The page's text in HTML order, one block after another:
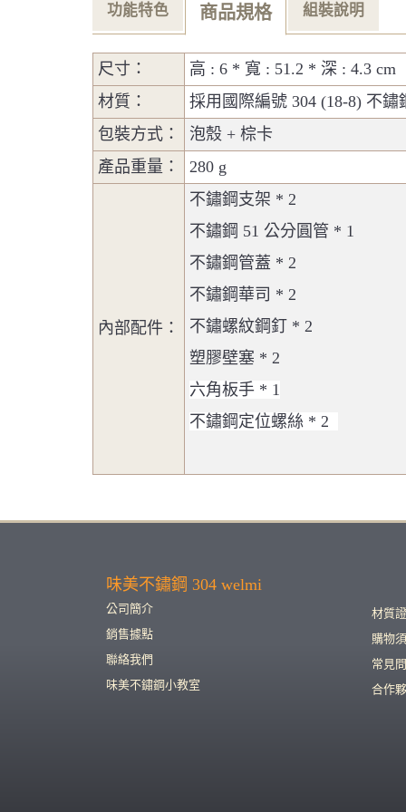
功能特色 商品規格 組裝說明
尺寸：
高 : 6 * 寬 : 51.2 * 深 : 4.3 cm
材質：
採用國際編號 304 (18-8) 不鏽
包裝方式：
泡殼 + 棕卡
產品重量：
280 g
內部配件：
不鏽鋼支架 * 2
不鏽鋼 51 公分圓管 * 1
不鏽鋼管蓋 * 2
不鏽鋼華司 * 2
不鏽螺紋鋼釘 * 2
塑膠壁塞 * 2
六角板手 * 1
不鏽鋼定位螺絲 * 2
味美不鏽鋼 304 welmi
公司簡介
銷售據點
聯絡我們
味美不鏽鋼小教室
材質
購物
常見
合作